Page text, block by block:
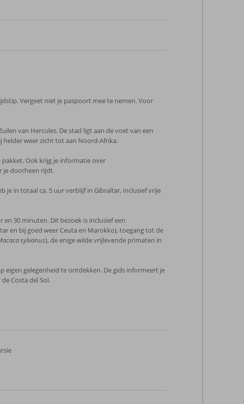
Vergeet niet je paspoort mee te nemen. Voor
van Hercules. De stad ligt aan de voet van een
weer zicht tot aan Noord-Afrika.
Ook krijg je informatie over
je doorheen rijdt.
je in totaal ca. 5 uur verblijf in Gibraltar, inclusief vrije
30 minuten. Dit bezoek is inclusief een
en bij goed weer Ceuta en Marokko), toegang tot de
sylvanus), de enige wilde vrijlevende primaten in
eigen gelegenheid te ontdekken. De gids informeert je
Costa del Sol.